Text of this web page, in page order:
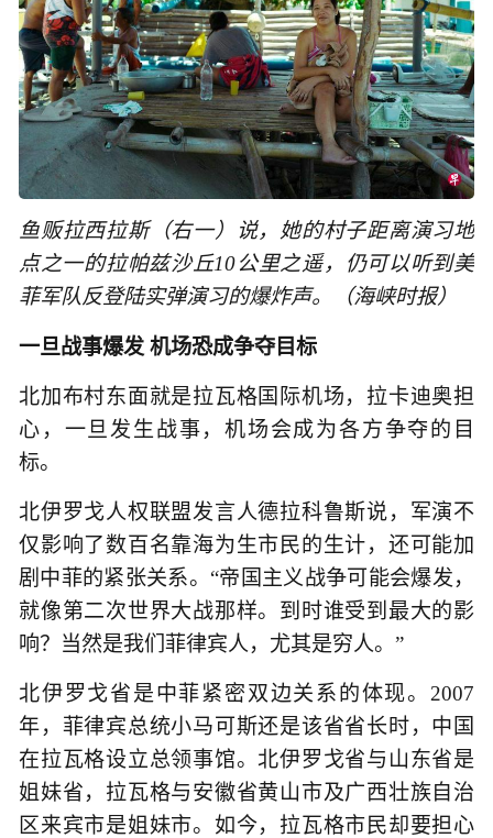
鱼贩拉西拉斯（右一）说，她的村子距离演习地
点之一的拉帕兹沙丘10公里之遥，仍可以听到美
菲军队反登陆实弹演习的爆炸声。（海峡时报）
一旦战事爆发 机场恐成争夺目标
北加布村东面就是拉瓦格国际机场，拉卡迪奥担
心，一旦发生战事，机场会成为各方争夺的目
标。
北伊罗戈人权联盟发言人德拉科鲁斯说，军演不
仅影响了数百名靠海为生市民的生计，还可能加
剧中菲的紧张关系。“帝国主义战争可能会爆发，
就像第二次世界大战那样。到时谁受到最大的影
响？当然是我们菲律宾人，尤其是穷人。”
北伊罗戈省是中菲紧密双边关系的体现。2007
年，菲律宾总统小马可斯还是该省省长时，中国
在拉瓦格设立总领事馆。北伊罗戈省与山东省是
姐妹省，拉瓦格与安徽省黄山市及广西壮族自治
区来宾市是姐妹市。如今，拉瓦格市民却要担心